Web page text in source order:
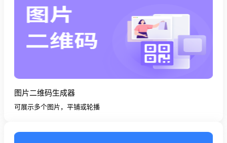
图片二维码生成器
可展示多个图片，平铺或轮播